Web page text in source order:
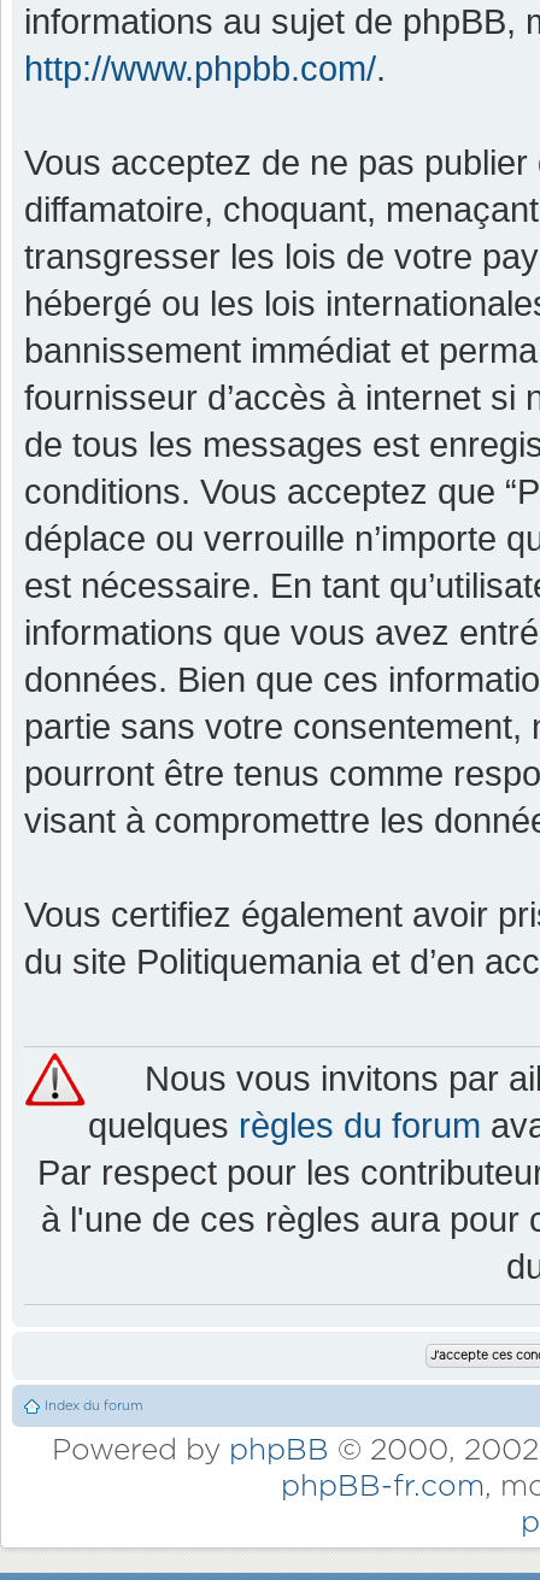
informations au sujet de phpBB,
http://www.phpbb.com/.
Vous acceptez de ne pas
diffamatoire, choquant,
transgresser les lois de votre
hébergé ou les lois
bannissement immédiat et
fournisseur d’accès à internet si
de tous les messages est
conditions. Vous acceptez que
déplace ou verrouille n’importe
est nécessaire. En tant
informations que vous avez
données. Bien que ces
partie sans votre consentement,
pourront être tenus comme
visant à compromettre les
Vous certifiez également avoir
du site Politiquemania et d’en
Nous vous invitons par
quelques règles du forum
Par respect pour les
à l'une de ces règles aura pour
Index du forum
Powered by phpBB © 2000,
phpBB-fr.com,